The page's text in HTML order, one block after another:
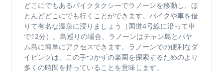
どこにでもあるバイクタクシーでラノーンを移動し、ほ
とんどどこにでも行くことができます。バイクや車を借
りて有名な温泉に浸りましょう（国道4号線に沿って車
で12分）。島巡りの場合、ラノーンはチャン島とパヤ
ム島に簡単にアクセスできます。ラノーンでの便利なダ
イビングは、この手つかずの楽園を探索するためのより
多くの時間を持っていることを意味します。